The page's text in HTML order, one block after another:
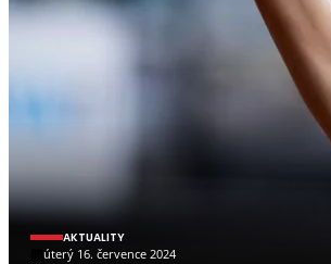
AKTUALITY
úterý 16. července 2024